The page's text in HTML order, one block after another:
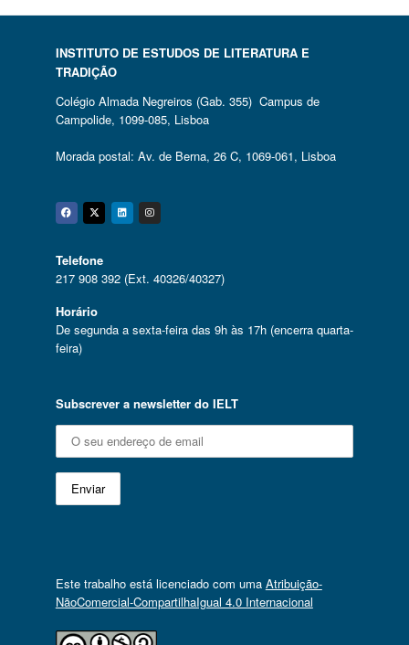
INSTITUTO DE ESTUDOS DE LITERATURA E
TRADIÇÃO
Colégio Almada Negreiros (Gab. 355) Campus de
Campolide, 1099-085, Lisboa
Morada postal: Av. de Berna, 26 C, 1069-061, Lisboa
Facebook
Twitter
Linkedin
Instagram
Telefone
217 908 392 (Ext. 40326/40327)
Horário
De segunda a sexta-feira das 9h às 17h (encerra quarta-
feira)
Subscrever a newsletter do IELT
Este trabalho está licenciado com uma Atribuição-
NãoComercial-CompartilhaIgual 4.0 Internacional